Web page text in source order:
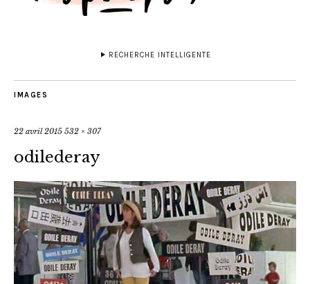
RECHERCHE INTELLIGENTE
IMAGES
22 avril 2015 532 × 307
odilederay